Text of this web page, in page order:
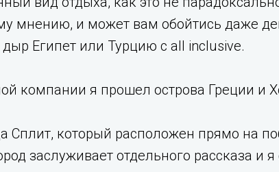
мнению, и может вам обойтись даже
Египет или Турцию с all inclusive.
компании я прошел острова Греции и
Сплит, который расположен прямо на
заслуживает отдельного рассказа и